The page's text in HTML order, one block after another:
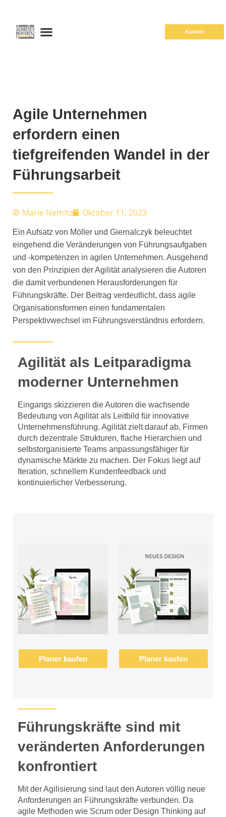
Kontakt
Agile Unternehmen
erfordern einen
tiefgreifenden Wandel in der
Führungsarbeit
Marie Nemitz Oktober 11, 2023
Ein Aufsatz von Möller und Giernalczyk beleuchtet
eingehend die Veränderungen von Führungsaufgaben
und -kompetenzen in agilen Unternehmen. Ausgehend
von den Prinzipien der Agilität analysieren die Autoren
die damit verbundenen Herausforderungen für
Führungskräfte. Der Beitrag verdeutlicht, dass agile
Organisationsformen einen fundamentalen
Perspektivwechsel im Führungsverständnis erfordern.
Agilität als Leitparadigma
moderner Unternehmen
Eingangs skizzieren die Autoren die wachsende
Bedeutung von Agilität als Leitbild für innovative
Unternehmensführung. Agilität zielt darauf ab, Firmen
durch dezentrale Strukturen, flache Hierarchien und
selbstorganisierte Teams anpassungsfähiger für
dynamische Märkte zu machen. Der Fokus liegt auf
Iteration, schnellem Kundenfeedback und
kontinuierlicher Verbesserung.
Planer kaufen Planer kaufen
Führungskräfte sind mit
veränderten Anforderungen
konfrontiert
Mit der Agilisierung sind laut den Autoren völlig neue
Anforderungen an Führungskräfte verbunden. Da
agile Methoden wie Scrum oder Design Thinking auf